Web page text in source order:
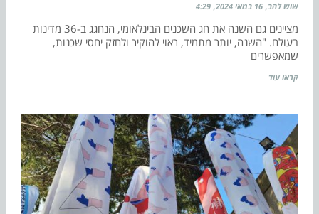
שוש להב 16 במאי 2024 4:29
מציינים גם השנה את חג השכנים הבינלאומי, הנחגג ב-36 מדינות
בעולם. "השנה, יותר מתמיד, ראוי להוקיר ולחזק יחסי שכנות,
שמאפשרים
קראו עוד